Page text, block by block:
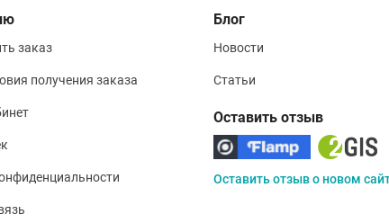
заказ
получения заказа
Блог
Новости
Статьи
Оставить отзыв
Оставить отзыв о новом